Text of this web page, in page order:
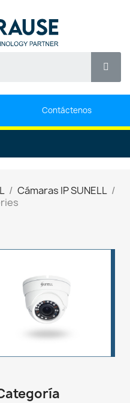
Contáctenos
Cámaras IP SUNELL